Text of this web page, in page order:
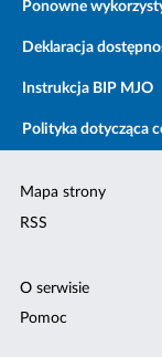
Ponowne
Deklaracja
Instrukcja BIP MJO
Polityka dotycząca
Mapa strony
RSS
O serwisie
Pomoc